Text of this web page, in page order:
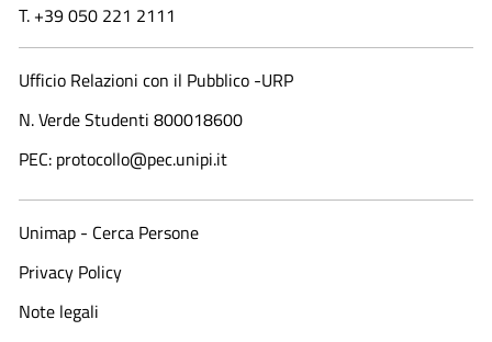
T. +39 050 221 2111
Ufficio Relazioni con il Pubblico -URP
N. Verde Studenti 800018600​
PEC: protocollo@pec.unipi.it
Unimap - Cerca Persone
Privacy Policy
Note legali